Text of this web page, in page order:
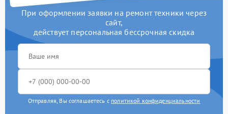
При оформлении заявки на ремонт техники через
сайт,
действует персональная бессрочная скидка
Отправляя, Вы соглашаетесь с политикой конфиденциальности